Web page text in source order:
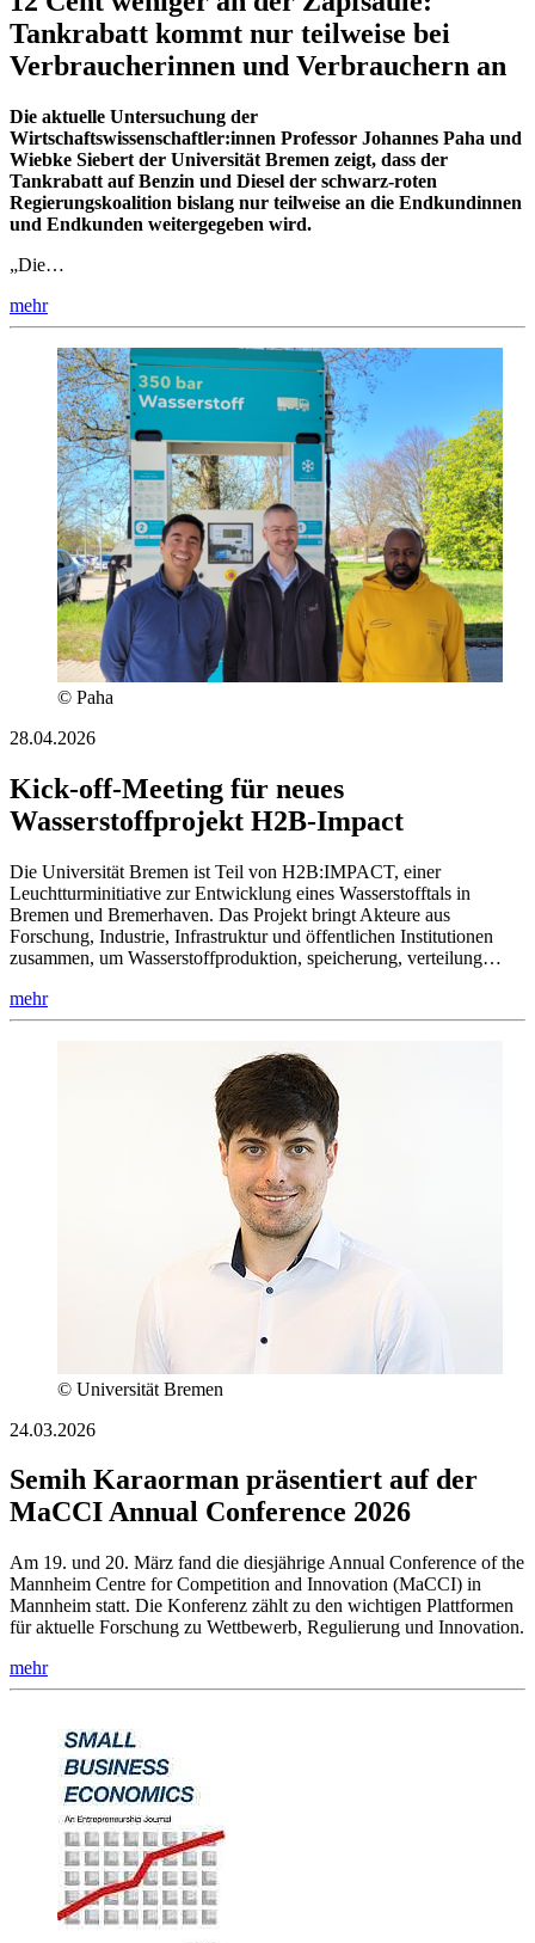
Tankrabatt kommt nur teilweise bei
Verbraucherinnen und Verbrauchern an
Die aktuelle Untersuchung der
Wirtschaftswissenschaftler:innen Professor Johannes Paha und
Wiebke Siebert der Universität Bremen zeigt, dass der
Tankrabatt auf Benzin und Diesel der schwarz-roten
Regierungskoalition bislang nur teilweise an die Endkundinnen
und Endkunden weitergegeben wird.
„Die…
mehr
© Paha
28.04.2026
Kick-off-Meeting für neues
Wasserstoffprojekt H2B-Impact
Die Universität Bremen ist Teil von H2B:IMPACT, einer
Leuchtturminitiative zur Entwicklung eines Wasserstofftals in
Bremen und Bremerhaven. Das Projekt bringt Akteure aus
Forschung, Industrie, Infrastruktur und öffentlichen Institutionen
zusammen, um Wasserstoffproduktion, speicherung, verteilung…
mehr
© Universität Bremen
24.03.2026
Semih Karaorman präsentiert auf der
MaCCI Annual Conference 2026
Am 19. und 20. März fand die diesjährige Annual Conference of the
Mannheim Centre for Competition and Innovation (MaCCI) in
Mannheim statt. Die Konferenz zählt zu den wichtigen Plattformen
für aktuelle Forschung zu Wettbewerb, Regulierung und Innovation.
mehr